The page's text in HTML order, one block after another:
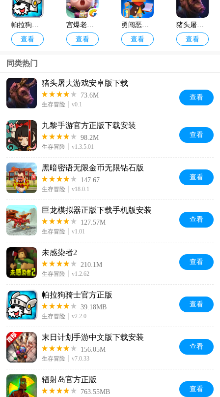
帕拉狗骑士官方正版
查看
宫爆老奶奶2手游
查看
勇闯恶魔城手机版下载安装
查看
猪头屠夫游戏安卓版下载
查看
同类热门
猪头屠夫游戏安卓版下载
73.6M
生存冒险 v0.1
查看
九黎手游官方正版下载安装
98.2M
生存冒险 v1.3.5.01
查看
黑暗密语无限金币无限钻石版
147.67
生存冒险 v18.0.1
查看
巨龙模拟器正版下载手机版安装
127.57M
生存冒险 v1.01
查看
未感染者2
210.1M
生存冒险 v1.2.62
查看
帕拉狗骑士官方正版
39.18MB
生存冒险 v2.2.0
查看
末日计划手游中文版下载安装
156.05M
生存冒险 v7.0.33
查看
辐射岛官方正版
763.55MB 查看